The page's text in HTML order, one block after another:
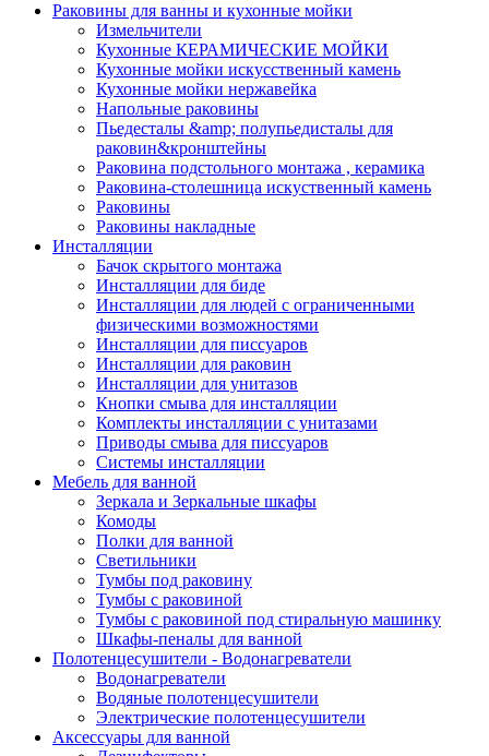
Раковины для ванны и кухонные мойки
Измельчители
Кухонные КЕРАМИЧЕСКИЕ МОЙКИ
Кухонные мойки искусственный камень
Кухонные мойки нержавейка
Напольные раковины
Пьедесталы &amp; полупьедисталы для
раковин&кронштейны
Раковина подстольного монтажа , керамика
Раковина-столешница искуственный камень
Раковины
Раковины накладные
Инсталляции
Бачок скрытого монтажа
Инсталляции для биде
Инсталляции для людей с ограниченными
физическими возможностями
Инсталляции для писсуаров
Инсталляции для раковин
Инсталляции для унитазов
Кнопки смыва для инсталляции
Комплекты инсталляции с унитазами
Приводы смыва для писсуаров
Системы инсталляции
Мебель для ванной
Зеркала и Зеркальные шкафы
Комоды
Полки для ванной
Светильники
Тумбы под раковину
Тумбы с раковиной
Тумбы с раковиной под стиральную машинку
Шкафы-пеналы для ванной
Полотенцесушители - Водонагреватели
Водонагреватели
Водяные полотенцесушители
Электрические полотенцесушители
Аксессуары для ванной